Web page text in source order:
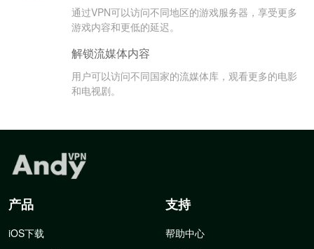
通过VPN可以访问不同地区的游戏服务器，享受更多
游戏内容和更低的延迟。
解锁流媒体内容
用户可以访问不同国家的流媒体库，观看更多的电影
和电视剧。
产品
iOS下载
支持
帮助中心